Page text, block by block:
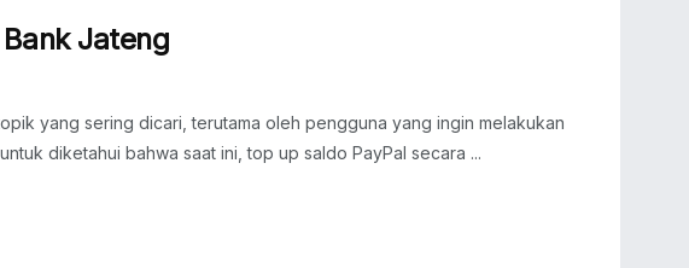
Jateng
yang sering dicari, terutama oleh pengguna yang ingin melakukan
diketahui bahwa saat ini, top up saldo PayPal secara ...